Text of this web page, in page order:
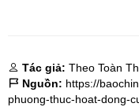
Tác giả: Theo Toàn
Nguồn: https://
phuong-thuc-hoat-dong-